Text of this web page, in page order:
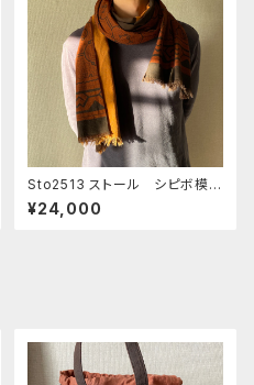
Sto2513 ストール シピボ模様
茶と裏が泥染め黒とオレンジ系
茶 超ロング250cm
¥24,000